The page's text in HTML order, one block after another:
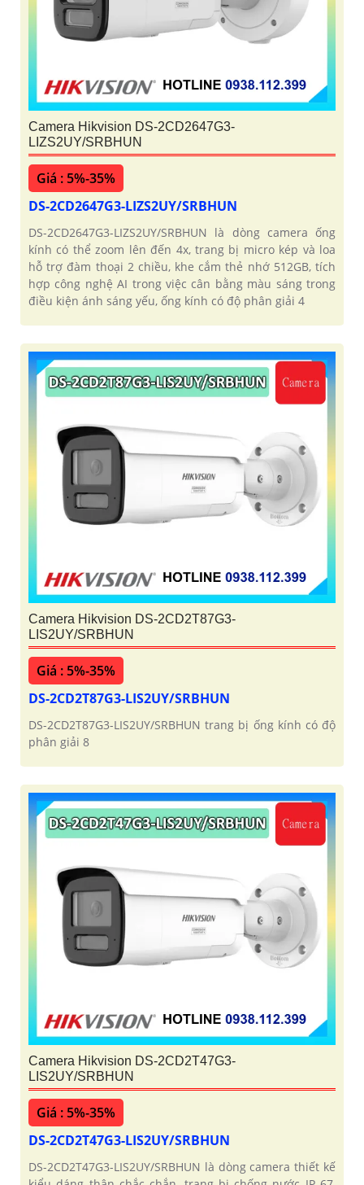
Camera Hikvision DS-2CD2647G3-
LIZS2UY/SRBHUN
Giá : 5%-35%
DS-2CD2647G3-LIZS2UY/SRBHUN
DS-2CD2647G3-LIZS2UY/SRBHUN là dòng camera ống
kính có thể zoom lên đến 4x, trang bị micro kép và loa
hỗ trợ đàm thoại 2 chiều, khe cắm thẻ nhớ 512GB, tích
hợp công nghệ AI trong việc cân bằng màu sáng trong
điều kiện ánh sáng yếu, ống kính có độ phân giải 4
Camera Hikvision DS-2CD2T87G3-
LIS2UY/SRBHUN
Giá : 5%-35%
DS-2CD2T87G3-LIS2UY/SRBHUN
DS-2CD2T87G3-LIS2UY/SRBHUN trang bị ống kính có độ
phân giải 8
Camera Hikvision DS-2CD2T47G3-
LIS2UY/SRBHUN
Giá : 5%-35%
DS-2CD2T47G3-LIS2UY/SRBHUN
DS-2CD2T47G3-LIS2UY/SRBHUN là dòng camera thiết kế